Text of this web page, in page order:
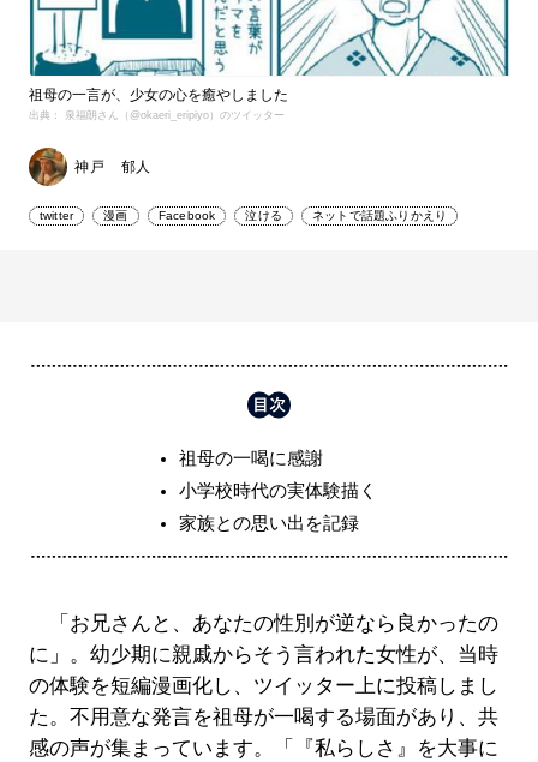
祖母の一言が、少女の心を癒やしました
出典： 泉福朗さん（@okaeri_eripiyo）のツイッター
神戸 郁人
twitter 漫画 Facebook 泣ける ネットで話題ふりかえり
祖母の一喝に感謝
小学校時代の実体験描く
家族との思い出を記録
「お兄さんと、あなたの性別が逆なら良かったの
に」。幼少期に親戚からそう言われた女性が、当時
の体験を短編漫画化し、ツイッター上に投稿しまし
た。不用意な発言を祖母が一喝する場面があり、共
感の声が集まっています。「『私らしさ』を大事に